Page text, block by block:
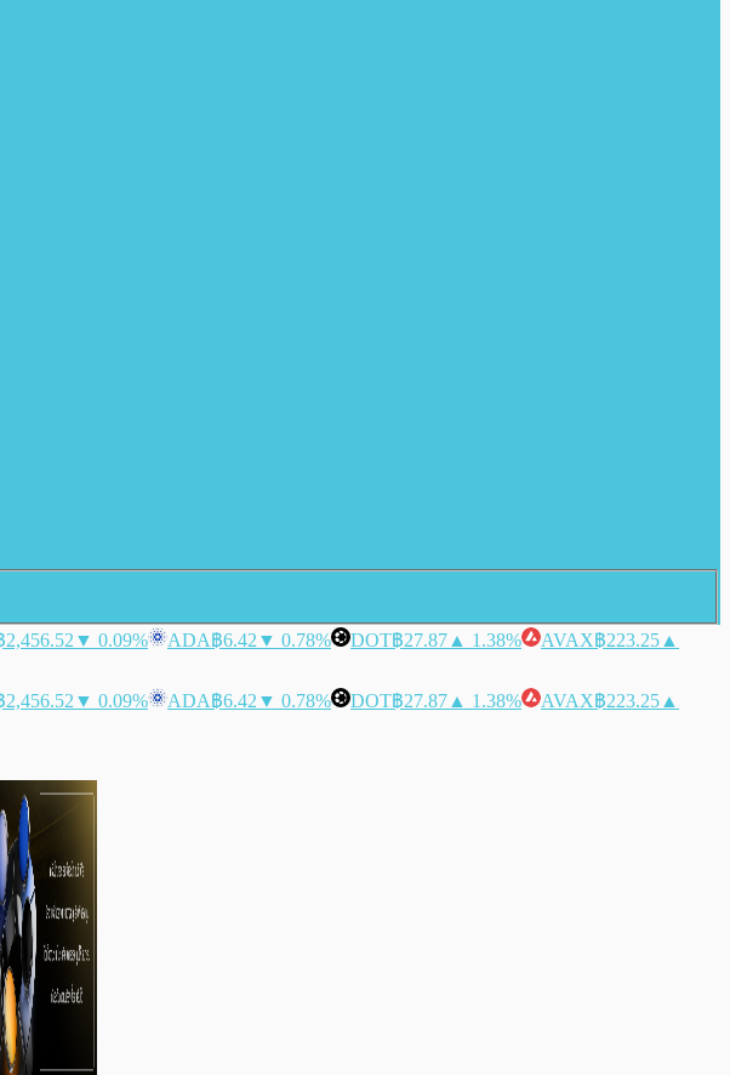
2,456.52 ▼ 0.09% ADA฿6.42 ▼ 0.78% DOT฿27.87 ▲ 1.38% AVAX฿223.25 ▲
2,456.52 ▼ 0.09% ADA฿6.42 ▼ 0.78% DOT฿27.87 ▲ 1.38% AVAX฿223.25 ▲